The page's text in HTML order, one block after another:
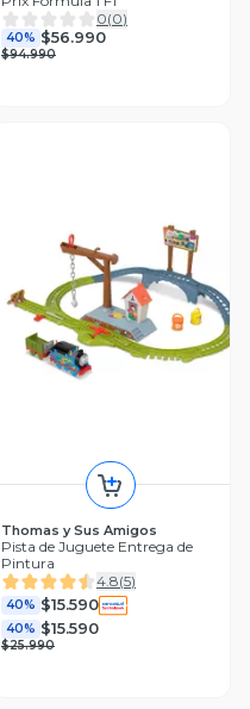
0(0)
40% $56.990
$94.990
Thomas y Sus Amigos
Pista de Juguete Entrega de
Pintura
4.8(5)
40% $15.590
40% $15.590
$25.990